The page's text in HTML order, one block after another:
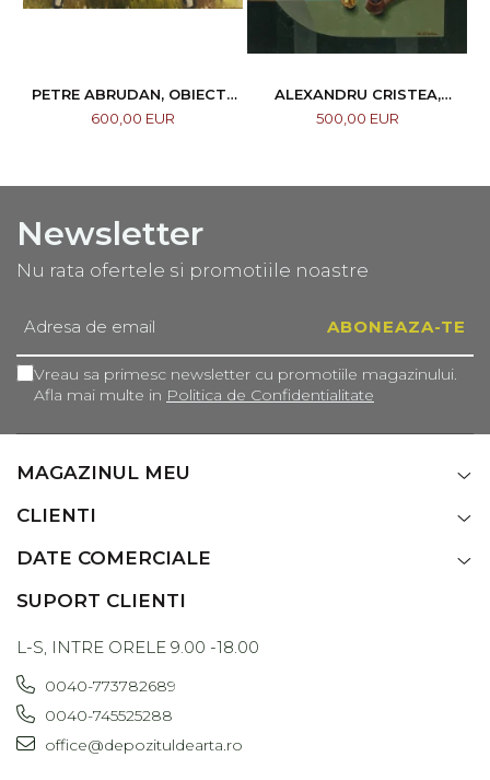
PETRE ABRUDAN, OBIECTE
CASNICE, 1967
600,00 EUR
ALEXANDRU CRISTEA,
COMPOZIȚIE
500,00 EUR
Newsletter
Nu rata ofertele si promotiile noastre
Vreau sa primesc newsletter cu promotiile magazinului.
Afla mai multe in Politica de Confidentialitate
MAGAZINUL MEU
CLIENTI
DATE COMERCIALE
SUPORT CLIENTI
L-S, INTRE ORELE 9.00 -18.00
0040-773782689
0040-745525288
office@depozituldearta.ro